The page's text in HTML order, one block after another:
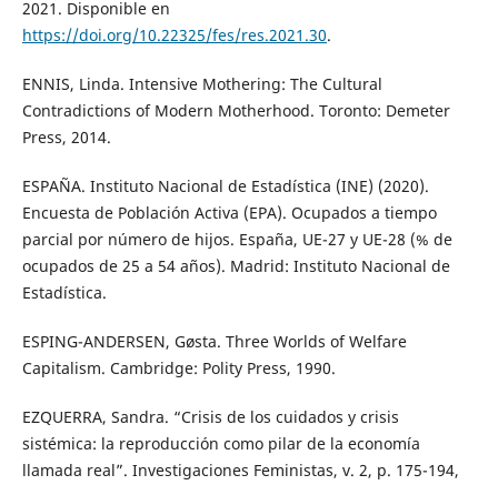
2021. Disponible en
https://doi.org/10.22325/fes/res.2021.30.
ENNIS, Linda. Intensive Mothering: The Cultural
Contradictions of Modern Motherhood. Toronto: Demeter
Press, 2014.
ESPAÑA. Instituto Nacional de Estadística (INE) (2020).
Encuesta de Población Activa (EPA). Ocupados a tiempo
parcial por número de hijos. España, UE-27 y UE-28 (% de
ocupados de 25 a 54 años). Madrid: Instituto Nacional de
Estadística.
ESPING-ANDERSEN, Gøsta. Three Worlds of Welfare
Capitalism. Cambridge: Polity Press, 1990.
EZQUERRA, Sandra. “Crisis de los cuidados y crisis
sistémica: la reproducción como pilar de la economía
llamada real”. Investigaciones Feministas, v. 2, p. 175-194,